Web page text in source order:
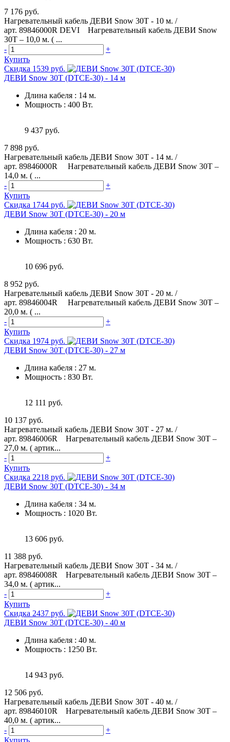
7 176 руб.
Нагревательный кабель ДЕВИ Snow 30T - 10 м. /
арт. 89846000R DEVI Нагревательный кабель ДЕВИ Snow
30T – 10,0 м. ( ...
-
+
Купить
Скидка 1539 руб.
ДЕВИ Snow 30T (DTCE-30) - 14 м
Длина кабеля : 14 м.
Мощность : 400 Вт.
9 437 руб.
7 898 руб.
Нагревательный кабель ДЕВИ Snow 30T - 14 м. /
арт. 89846000R Нагревательный кабель ДЕВИ Snow 30T –
14,0 м. ( ...
-
+
Купить
Скидка 1744 руб.
ДЕВИ Snow 30T (DTCE-30) - 20 м
Длина кабеля : 20 м.
Мощность : 630 Вт.
10 696 руб.
8 952 руб.
Нагревательный кабель ДЕВИ Snow 30T - 20 м. /
арт. 89846004R Нагревательный кабель ДЕВИ Snow 30T –
20,0 м. ( ...
-
+
Купить
Скидка 1974 руб.
ДЕВИ Snow 30T (DTCE-30) - 27 м
Длина кабеля : 27 м.
Мощность : 830 Вт.
12 111 руб.
10 137 руб.
Нагревательный кабель ДЕВИ Snow 30T - 27 м. /
арт. 89846006R Нагревательный кабель ДЕВИ Snow 30T –
27,0 м. ( артик...
-
+
Купить
Скидка 2218 руб.
ДЕВИ Snow 30T (DTCE-30) - 34 м
Длина кабеля : 34 м.
Мощность : 1020 Вт.
13 606 руб.
11 388 руб.
Нагревательный кабель ДЕВИ Snow 30T - 34 м. /
арт. 89846008R Нагревательный кабель ДЕВИ Snow 30T –
34,0 м. ( артик...
-
+
Купить
Скидка 2437 руб.
ДЕВИ Snow 30T (DTCE-30) - 40 м
Длина кабеля : 40 м.
Мощность : 1250 Вт.
14 943 руб.
12 506 руб.
Нагревательный кабель ДЕВИ Snow 30T - 40 м. /
арт. 89846010R Нагревательный кабель ДЕВИ Snow 30T –
40,0 м. ( артик...
-
+
Купить